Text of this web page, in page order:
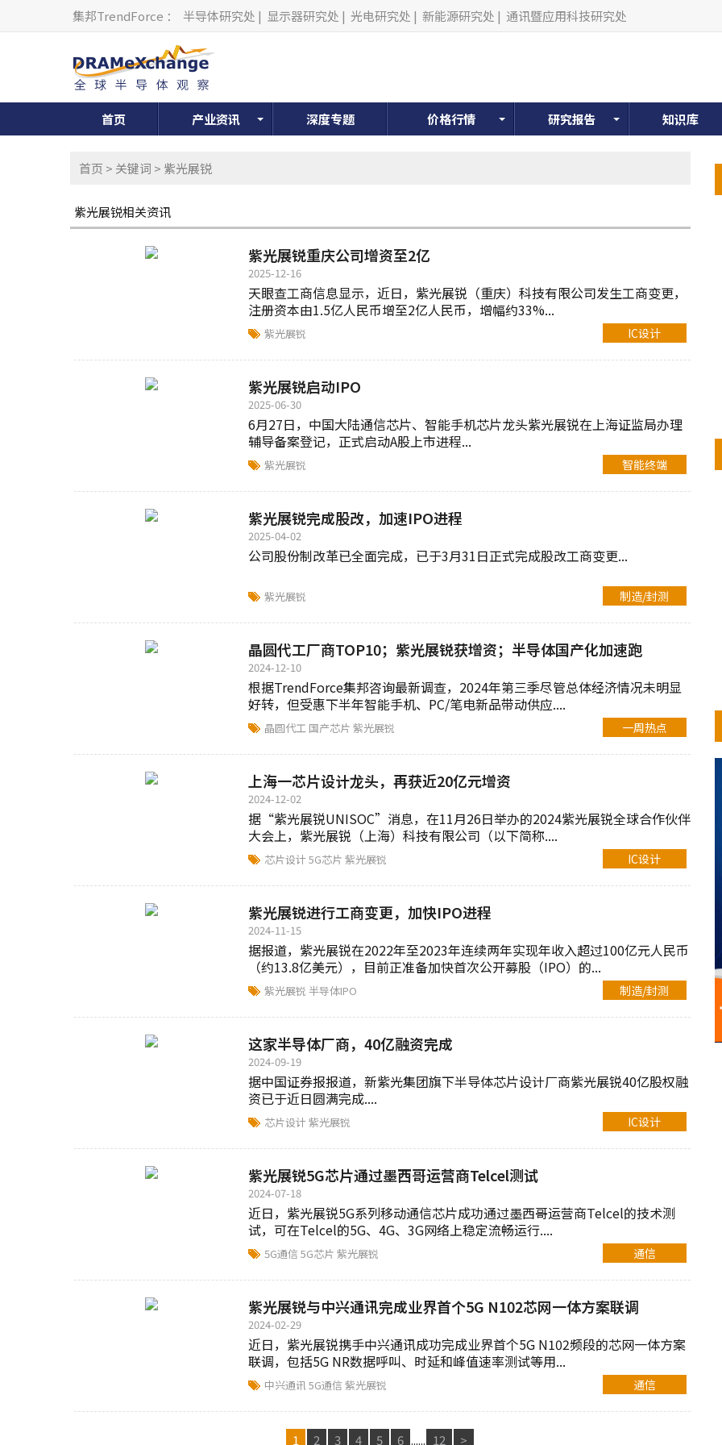
集邦TrendForce ： 半导体研究处 | 显示器研究处 | 光电研究处 | 新能源研究处 | 通讯暨应用科技研究处
首页 产业资讯 深度专题 价格行情 研究报告 知识库
首页 > 关键词 > 紫光展锐
紫光展锐相关资讯
紫光展锐重庆公司增资至2亿
2025-12-16
天眼查工商信息显示，近日，紫光展锐（重庆）科技有限公司发生工商变更，
注册资本由1.5亿人民币增至2亿人民币，增幅约33%...
紫光展锐 IC设计
紫光展锐启动IPO
2025-06-30
6月27日，中国大陆通信芯片、智能手机芯片龙头紫光展锐在上海证监局办理
辅导备案登记，正式启动A股上市进程...
紫光展锐 智能终端
紫光展锐完成股改，加速IPO进程
2025-04-02
公司股份制改革已全面完成，已于3月31日正式完成股改工商变更...
紫光展锐 制造/封测
晶圆代工厂商TOP10；紫光展锐获增资；半导体国产化加速跑
2024-12-10
根据TrendForce集邦咨询最新调查，2024年第三季尽管总体经济情况未明显
好转，但受惠下半年智能手机、PC/笔电新品带动供应....
晶圆代工 国产芯片 紫光展锐 一周热点
上海一芯片设计龙头，再获近20亿元增资
2024-12-02
据“紫光展锐UNISOC”消息，在11月26日举办的2024紫光展锐全球合作伙伴
大会上，紫光展锐（上海）科技有限公司（以下简称....
芯片设计5G芯片 紫光展锐 IC设计
紫光展锐进行工商变更，加快IPO进程
2024-11-15
据报道，紫光展锐在2022年至2023年连续两年实现年收入超过100亿元人民币
（约13.8亿美元），目前正准备加快首次公开募股（IPO）的...
紫光展锐 半导体IPO 制造/封测
这家半导体厂商，40亿融资完成
2024-09-19
据中国证券报报道，新紫光集团旗下半导体芯片设计厂商紫光展锐40亿股权融
资已于近日圆满完成....
芯片设计紫光展锐 IC设计
紫光展锐5G芯片通过墨西哥运营商Telcel测试
2024-07-18
近日，紫光展锐5G系列移动通信芯片成功通过墨西哥运营商Telcel的技术测
试，可在Telcel的5G、4G、3G网络上稳定流畅运行....
5G通信 5G芯片 紫光展锐 通信
紫光展锐与中兴通讯完成业界首个5G N102芯网一体方案联调
2024-02-29
近日，紫光展锐携手中兴通讯成功完成业界首个5G N102频段的芯网一体方案
联调，包括5G NR数据呼叫、时延和峰值速率测试等用...
中兴通讯 5G通信 紫光展锐 通信
1 2 3 4 5 6 ...... 12 >